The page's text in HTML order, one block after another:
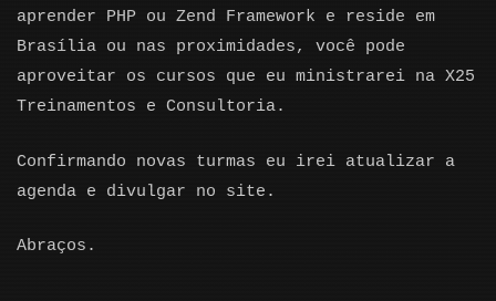
aprender PHP ou Zend Framework e reside em
Brasília ou nas proximidades, você pode
aproveitar os cursos que eu ministrarei na X25
Treinamentos e Consultoria.
Confirmando novas turmas eu irei atualizar a
agenda e divulgar no site.
Abraços.